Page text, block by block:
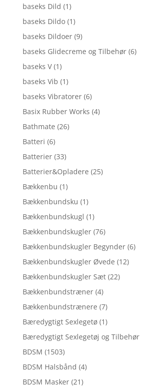
baseks Dild (1)
baseks Dildo (1)
baseks Dildoer (9)
baseks Glidecreme og Tilbehør (6)
baseks V (1)
baseks Vib (1)
baseks Vibratorer (6)
Basix Rubber Works (4)
Bathmate (26)
Batteri (6)
Batterier (33)
Batterier&Opladere (25)
Bækkenbu (1)
Bækkenbundsku (1)
Bækkenbundskugl (1)
Bækkenbundskugler (76)
Bækkenbundskugler Begynder (6)
Bækkenbundskugler Øvede (12)
Bækkenbundskugler Sæt (22)
Bækkenbundstræner (4)
Bækkenbundstrænere (7)
Bæredygtigt Sexlegetø (1)
Bæredygtigt Sexlegetøj og Tilbehør
BDSM (1503)
BDSM Halsbånd (4)
BDSM Masker (21)